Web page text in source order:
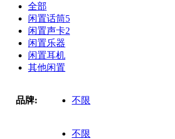
全部
闲置话筒5
闲置声卡2
闲置乐器
闲置耳机
其他闲置
品牌: 不限
不限